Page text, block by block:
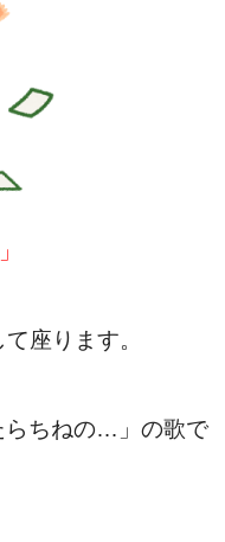
座ります。
らちねの…」の歌で